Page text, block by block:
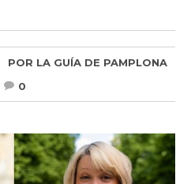
POR LA GUÍA DE PAMPLONA
0